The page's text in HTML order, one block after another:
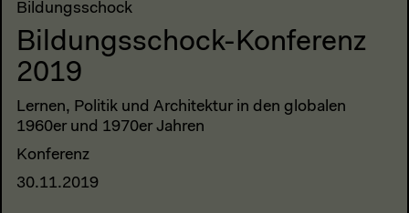
Bildungsschock
Bildungsschock-Konferenz
2019
Lernen, Politik und Architektur in den globalen
1960er und 1970er Jahren
Konferenz
30.11.2019